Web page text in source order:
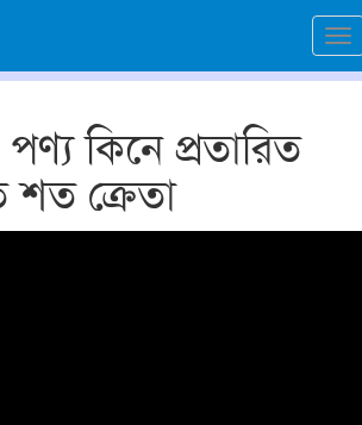
কিনে প্রতারিত
শত ক্রেতা